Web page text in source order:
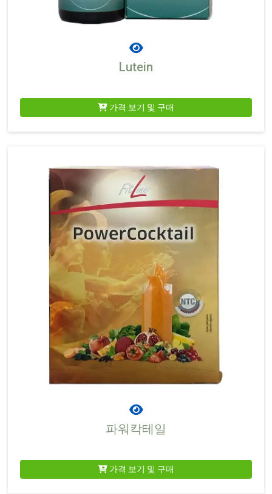
Lutein
가격 보기 및 구매
파워칵테일
가격 보기 및 구매